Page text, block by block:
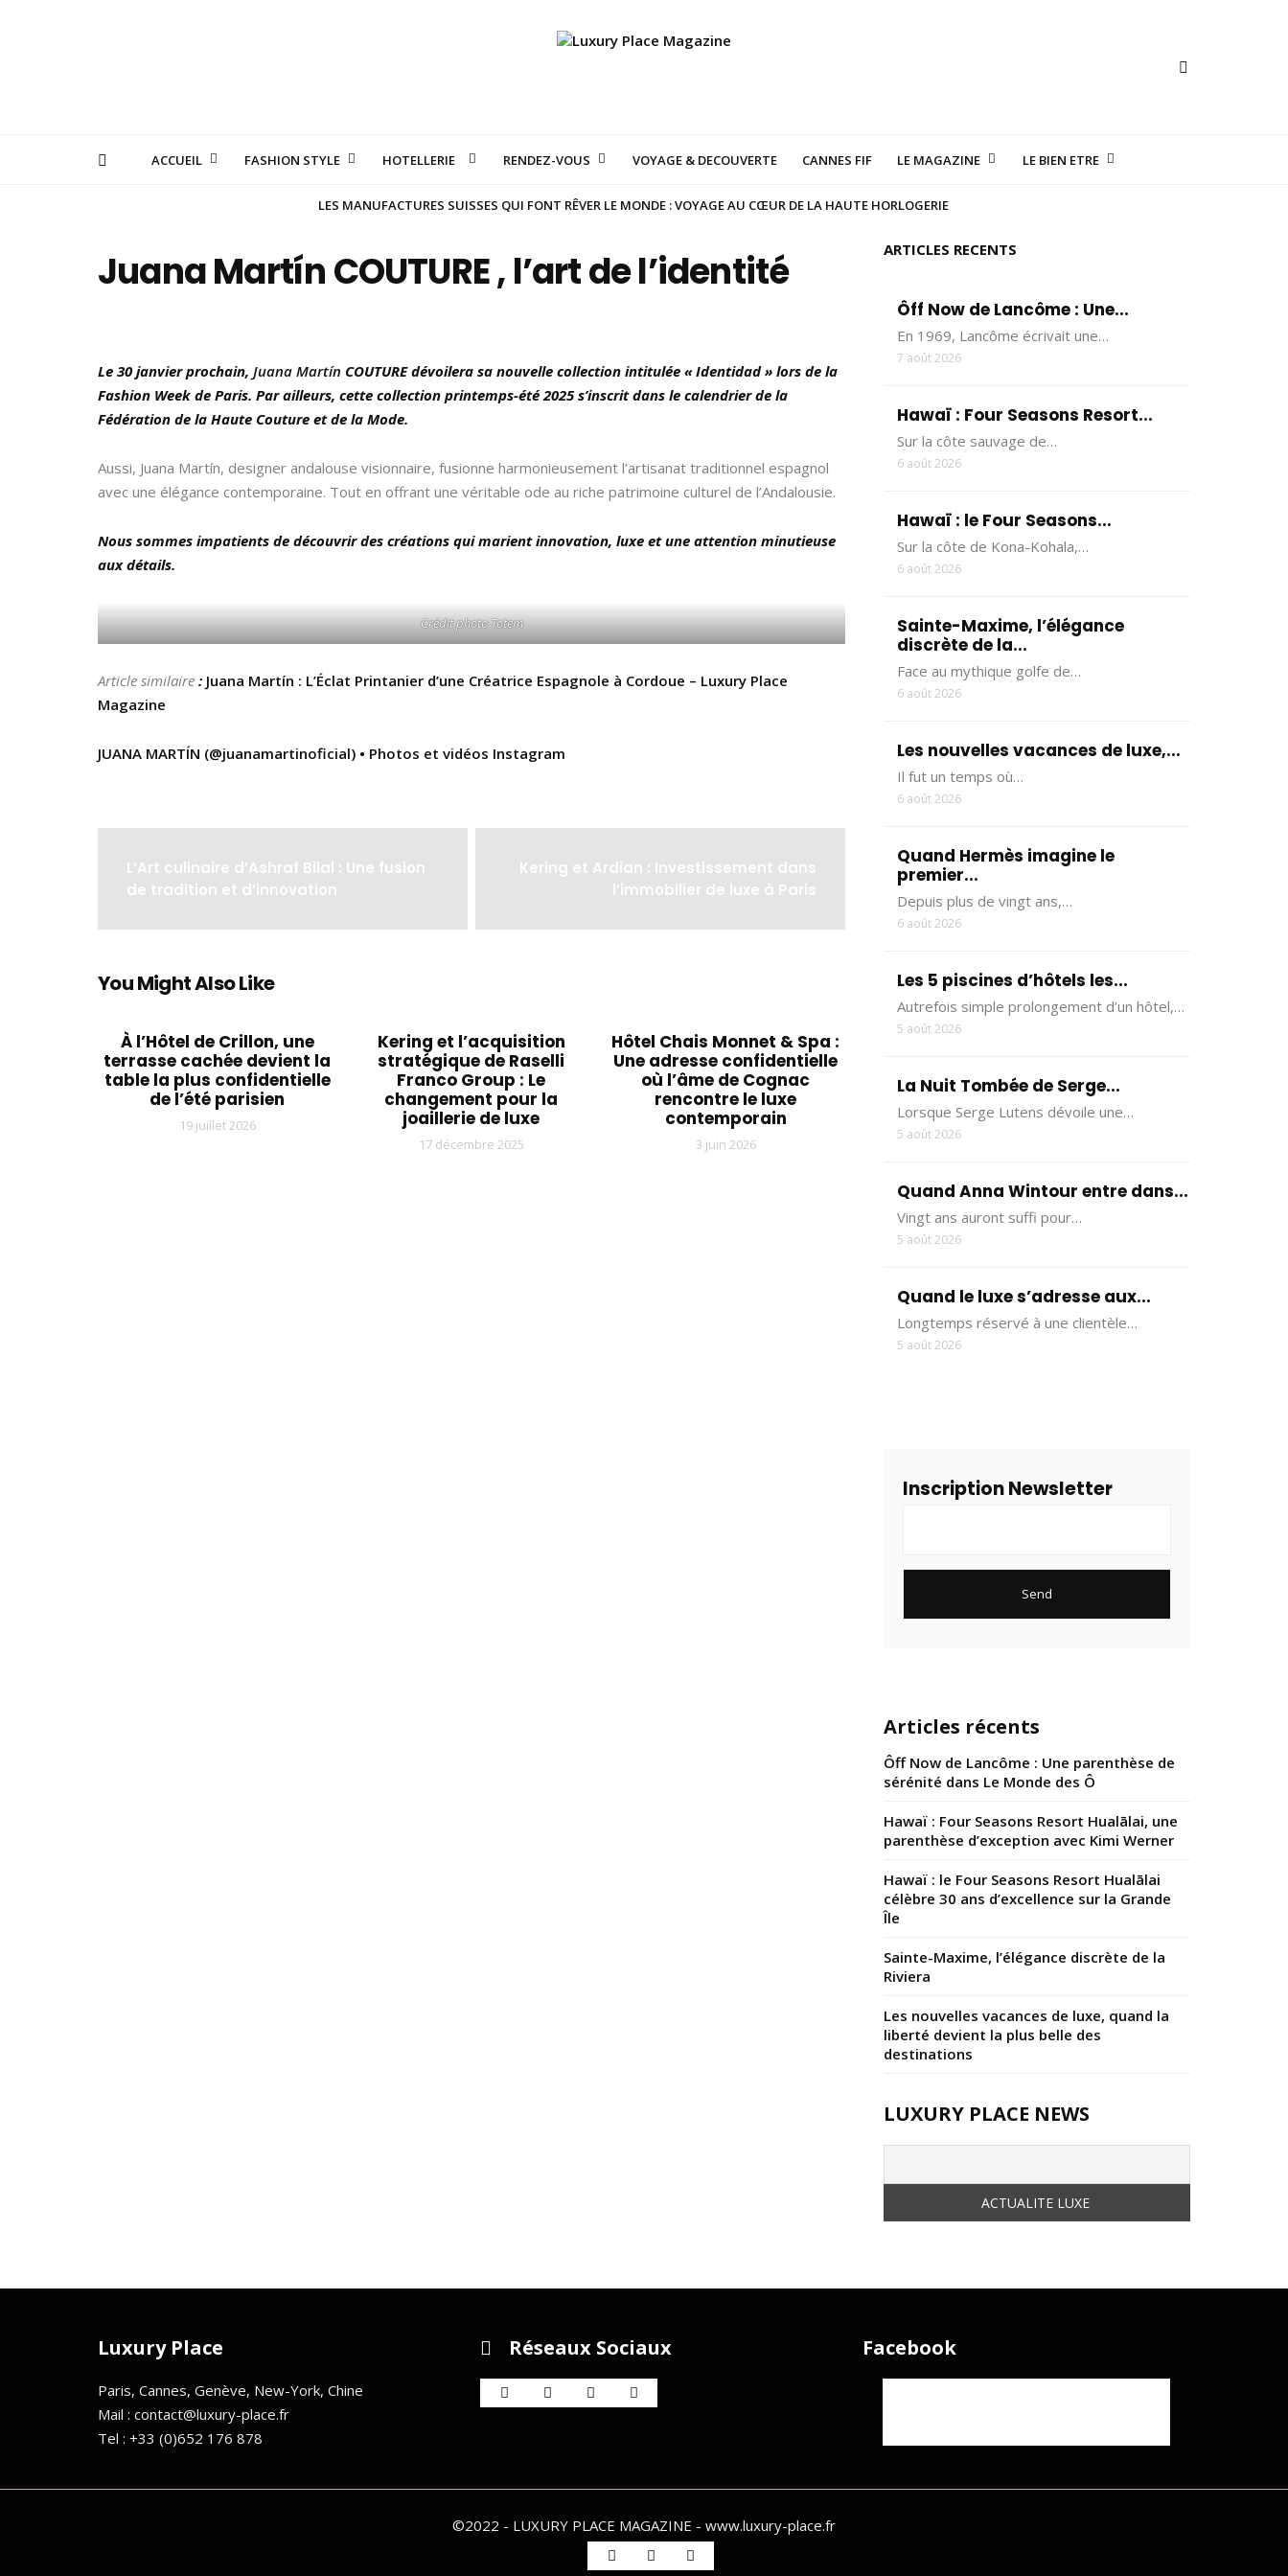
ACCUEIL FASHION STYLE HOTELLERIE RENDEZ-VOUS VOYAGE & DECOUVERTE CANNES FIF LE MAGAZINE LE BIEN ETRE
LES MANUFACTURES SUISSES QUI FONT RÊVER LE MONDE : VOYAGE AU CŒUR DE LA HAUTE HORLOGERIE
Juana Martín COUTURE , l’art de l’identité
Le 30 janvier prochain, Juana Martín COUTURE dévoilera sa nouvelle collection intitulée « Identidad » lors de la
Fashion Week de Paris. Par ailleurs, cette collection printemps-été 2025 s’inscrit dans le calendrier de la
Fédération de la Haute Couture et de la Mode.
Aussi, Juana Martín, designer andalouse visionnaire, fusionne harmonieusement l’artisanat traditionnel espagnol
avec une élégance contemporaine. Tout en offrant une véritable ode au riche patrimoine culturel de l’Andalousie.
Nous sommes impatients de découvrir des créations qui marient innovation, luxe et une attention minutieuse
aux détails.
Crédit photo Totem
Article similaire : Juana Martín : L’Éclat Printanier d’une Créatrice Espagnole à Cordoue – Luxury Place
Magazine
JUANA MARTÍN (@juanamartinoficial) • Photos et vidéos Instagram
L’Art culinaire d’Ashraf Bilal : Une fusion
de tradition et d’innovation
Kering et Ardian : Investissement dans
l’immobilier de luxe à Paris
You Might Also Like
À l’Hôtel de Crillon, une
terrasse cachée devient la
table la plus confidentielle
de l’été parisien
19 juillet 2026
Kering et l’acquisition
stratégique de Raselli
Franco Group : Le
changement pour la
joaillerie de luxe
17 décembre 2025
Hôtel Chais Monnet & Spa :
Une adresse confidentielle
où l’âme de Cognac
rencontre le luxe
contemporain
3 juin 2026
ARTICLES RECENTS
Ôff Now de Lancôme : Une...
En 1969, Lancôme écrivait une…
7 août 2026
Hawaï : Four Seasons Resort...
Sur la côte sauvage de…
6 août 2026
Hawaï : le Four Seasons...
Sur la côte de Kona-Kohala,…
6 août 2026
Sainte-Maxime, l’élégance
discrète de la...
Face au mythique golfe de…
6 août 2026
Les nouvelles vacances de luxe,...
Il fut un temps où…
6 août 2026
Quand Hermès imagine le
premier...
Depuis plus de vingt ans,…
6 août 2026
Les 5 piscines d’hôtels les...
Autrefois simple prolongement d’un hôtel,…
5 août 2026
La Nuit Tombée de Serge...
Lorsque Serge Lutens dévoile une…
5 août 2026
Quand Anna Wintour entre dans...
Vingt ans auront suffi pour…
5 août 2026
Quand le luxe s’adresse aux...
Longtemps réservé à une clientèle…
5 août 2026
Inscription Newsletter
Articles récents
Ôff Now de Lancôme : Une parenthèse de
sérénité dans Le Monde des Ô
Hawaï : Four Seasons Resort Hualālai, une
parenthèse d’exception avec Kimi Werner
Hawaï : le Four Seasons Resort Hualālai
célèbre 30 ans d’excellence sur la Grande
Île
Sainte-Maxime, l’élégance discrète de la
Riviera
Les nouvelles vacances de luxe, quand la
liberté devient la plus belle des
destinations
LUXURY PLACE NEWS
Luxury Place
Paris, Cannes, Genève, New-York, Chine
Mail : contact@luxury-place.fr
Tel : +33 (0)652 176 878
Réseaux Sociaux Facebook
©2022 - LUXURY PLACE MAGAZINE - www.luxury-place.fr